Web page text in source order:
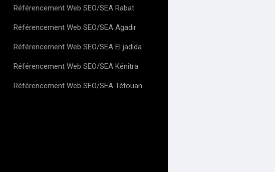
Référencement Web SEO/SEA Rabat
Référencement Web SEO/SEA Agadir
Référencement Web SEO/SEA El jadida
Référencement Web SEO/SEA Kénitra
Référencement Web SEO/SEA Tétouan